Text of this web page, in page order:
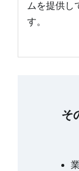
ムを提供し
す。
そ